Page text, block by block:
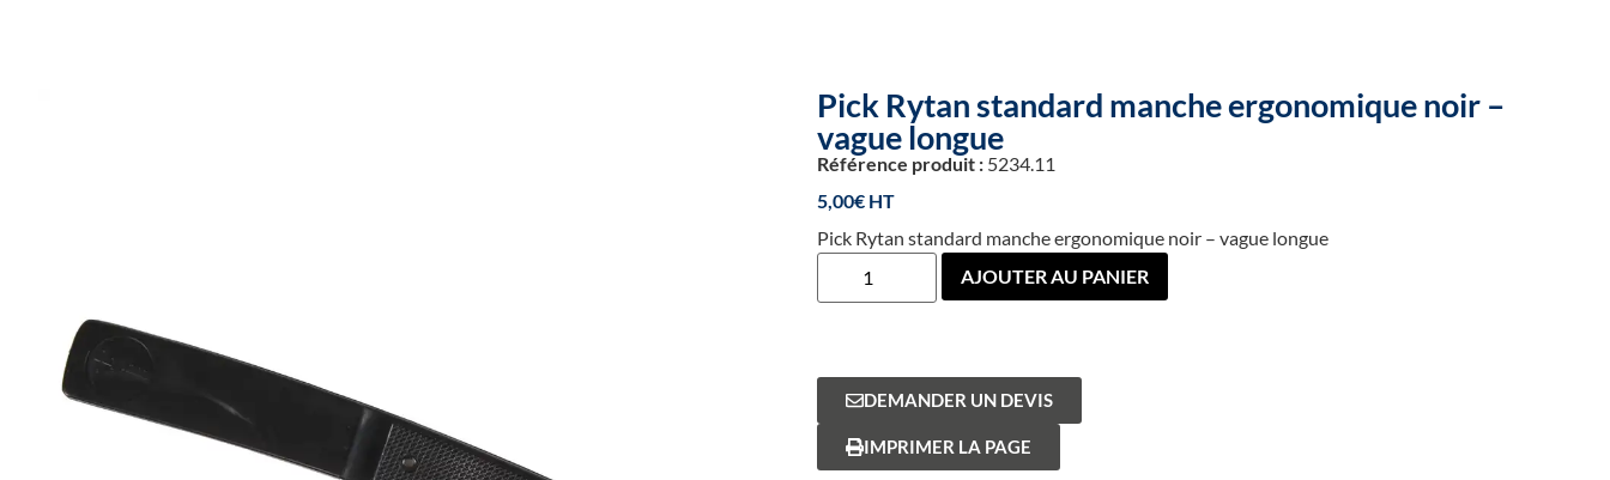
Pick Rytan standard manche ergonomique noir –
vague longue
Référence produit : 5234.11
5,00€
Pick Rytan standard manche ergonomique noir – vague longue
AJOUTER AU PANIER
DEMANDER UN DEVIS
IMPRIMER LA PAGE